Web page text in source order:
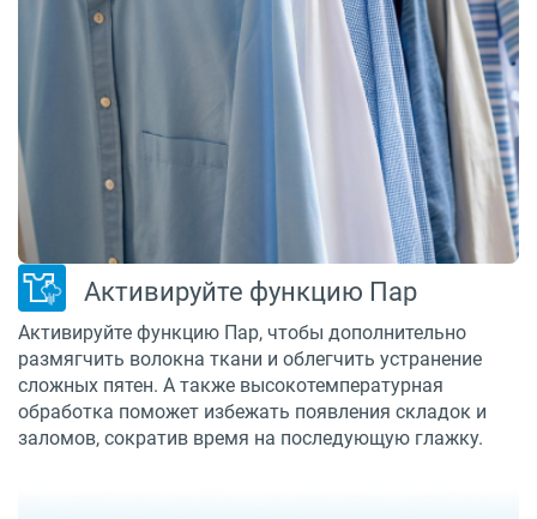
Активируйте функцию Пар
Активируйте функцию Пар, чтобы дополнительно
размягчить волокна ткани и облегчить устранение
сложных пятен. А также высокотемпературная
обработка поможет избежать появления складок и
заломов, сократив время на последующую глажку.